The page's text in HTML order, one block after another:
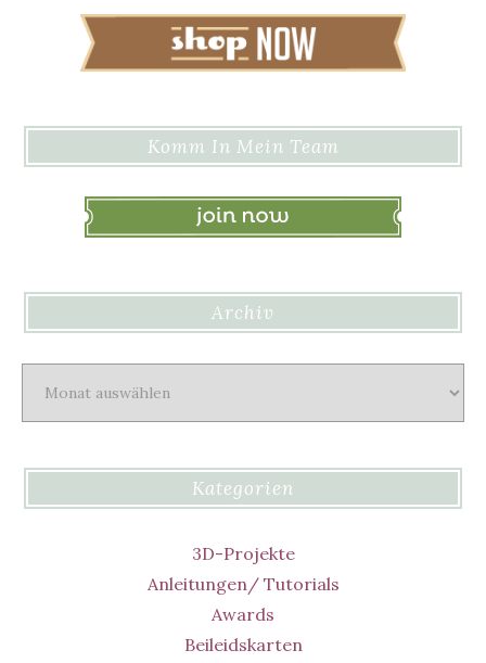
Komm In Mein Team
Archiv
Kategorien
3D-Projekte
Anleitungen/ Tutorials
Awards
Beileidskarten